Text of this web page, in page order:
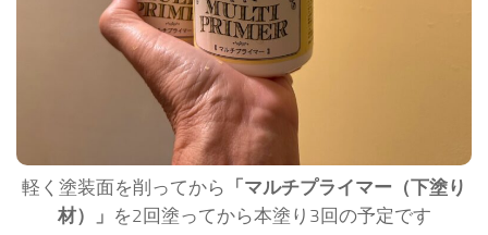
軽く塗装面を削ってから 「マルチプライマー（下塗り
材）」 を2回塗ってから本塗り3回の予定です